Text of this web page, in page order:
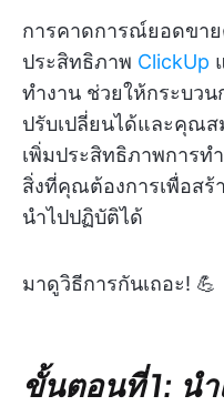
การคาดการณ์ยอดขา
ประสิทธิภาพ ClickUp
ทำงาน ช่วยให้กระบว
ปรับเปลี่ยนได้และคุณ
เพิ่มประสิทธิภาพการท
สิ่งที่คุณต้องการเพื่อส
นำไปปฏิบัติได้
มาดูวิธีการกันเถอะ! 💪
ขั้นตอนที่ 1: น